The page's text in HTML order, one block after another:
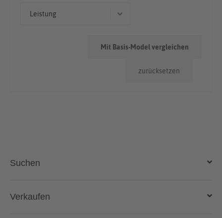
Leistung
zurücksetzen
Mit Basis-Model vergleichen
Suchen
Auto kaufen
Verkaufen